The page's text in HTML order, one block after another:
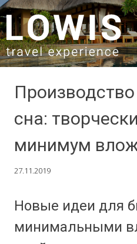
SKIP TO CONTENT
сна:
минимум
27.11.2019
Новые идеи для
минимальными